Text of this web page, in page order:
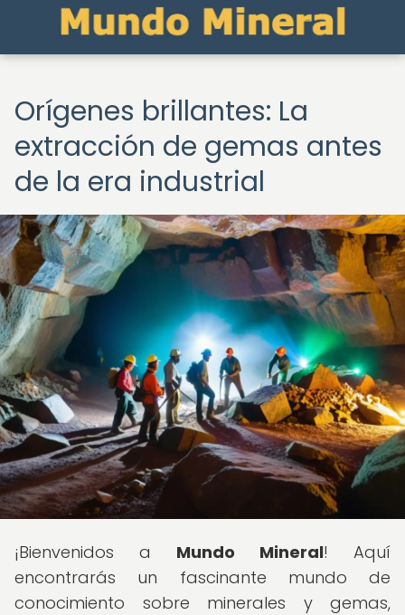
Orígenes brillantes: La
extracción de gemas antes
de la era industrial
¡Bienvenidos a Mundo Mineral! Aquí
encontrarás un fascinante mundo de
conocimiento sobre minerales y gemas,